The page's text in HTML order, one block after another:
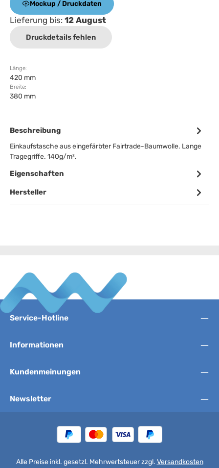
Mockup / Druckdaten
Lieferung bis: 12 August
Druckdetails fehlen
Länge:
420 mm
Breite:
380 mm
Beschreibung
Einkaufstasche aus eingefärbter Fairtrade-Baumwolle. Lange
Tragegriffe. 140g/m².
Eigenschaften
Hersteller
Service-Hotline
Informationen
Kundenmeinungen
Newsletter
Alle Preise inkl. gesetzl. Mehrwertsteuer zzgl. Versandkosten